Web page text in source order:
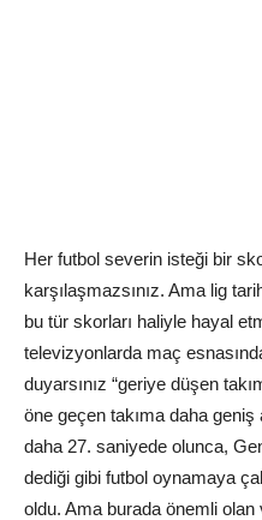
Her futbol severin isteği bir
karşılaşmazsınız. Ama lig
bu tür skorları haliyle hayal
televizyonlarda maç
duyarsınız “geriye düşen
öne geçen takıma daha geniş
daha 27. saniyede olunca,
dediği gibi futbol oynamaya
oldu. Ama burada önemli olan